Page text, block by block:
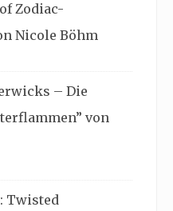
Zodiac-
Nicole Böhm
– Die
von
Twisted